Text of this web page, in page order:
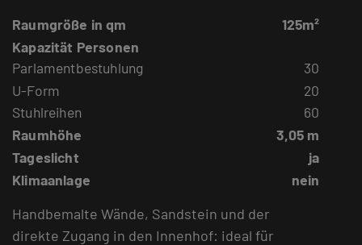
Raumgröße in qm
125m²
Kapazität Personen
Parlamentbestuhlung
30
U-Form
20
Stuhlreihen
60
Raumhöhe
3,05 m
Tageslicht
ja
Klimaanlage
nein
Handbemalte Wände, Sandstein und der
direkte Zugang in den Innenhof: ideal für